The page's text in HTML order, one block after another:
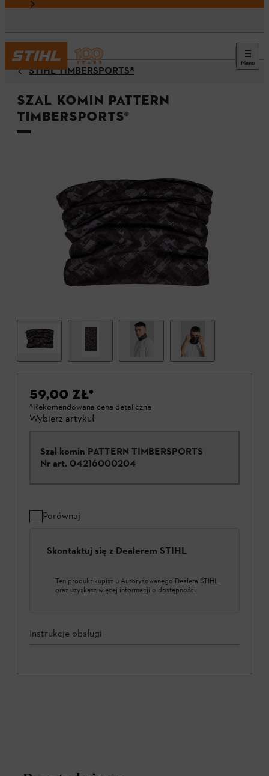
Menu
STIHL TIMBERSPORTS®
Szal komin PATTERN
TIMBERSPORTS®
59,00 ZŁ*
*Rekomendowana cena detaliczna
Wybierz artykuł
Szal komin PATTERN TIMBERSPORTS
Nr art. 04216000204
Porównaj
Skontaktuj się z Dealerem STIHL
Ten produkt kupisz u Autoryzowanego Dealera STIHL
oraz uzyskasz więcej informacji o dostępności
Instrukcje obsługi